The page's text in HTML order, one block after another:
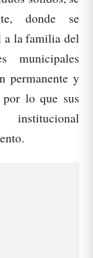
donde se
a la familia del
municipales
permanente y
por lo que sus